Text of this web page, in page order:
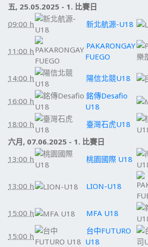
五, 25.05.2025 - 1. 比賽日
09:00 h
新北航源-U18
11:00 h
PAKARONGAY
FUEGO
14:00 h 陽信北競U18
16:00 h
銘傳Desafio
U18
18:00 h 臺灣石虎U18
六月, 07.06.2025 - 1. 比賽日
13:00 h
桃園國際 U18
13:00 h LION-U18
15:00 h MFA U18
15:00 h
台中FUTURO
U18